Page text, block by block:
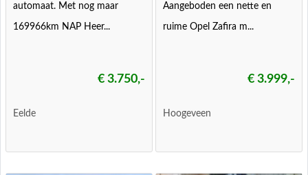
automaat. Met nog maar
169966km NAP Heer...
€ 3.750,-
Eelde
Aangeboden een nette en
ruime Opel Zafira m...
€ 3.999,-
Hoogeveen